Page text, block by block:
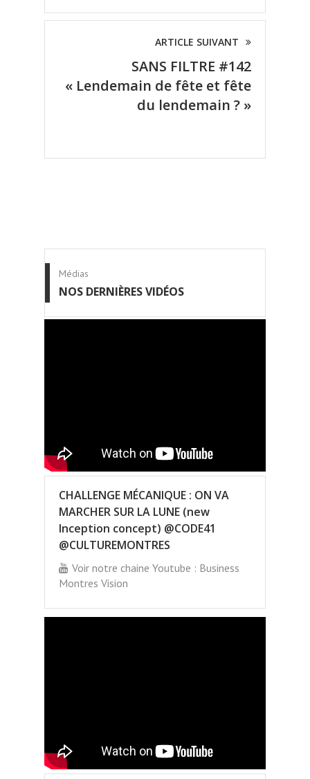
ARTICLE SUIVANT
SANS FILTRE #142
« Lendemain de fête et fête
du lendemain ? »
Médias
NOS DERNIÈRES VIDÉOS
CHALLENGE MÉCANIQUE : ON VA
MARCHER SUR LA LUNE (new
Inception concept) @CODE41
@CULTUREMONTRES
Voir notre chaine Youtube : Business
Montres Vision